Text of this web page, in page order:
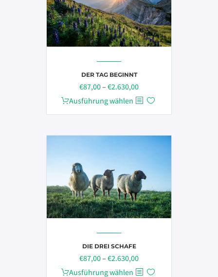
Die
Optionen
können
auf
gewählt
werden
DER TAG BEGINNT
€87,00– €2.630,00Preisspanne:
€87,00
Ausführung wählen
Dieses
Produkt
mehrere
Die
Optionen
können
auf
der
Produktseite
gewählt
werden
DIE DREI SCHAFE
€87,00– €2.630,00Preisspanne:
€87,00
Ausführung wählen
Dieses